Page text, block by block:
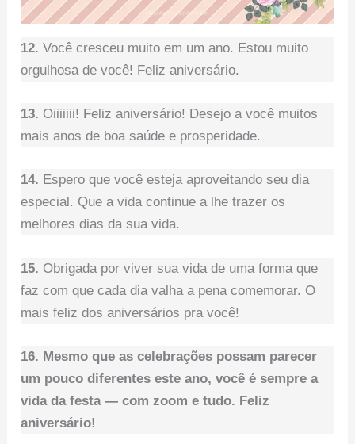
12. Você cresceu muito em um ano. Estou muito
orgulhosa de você! Feliz aniversário.
13. Oiiiiiii! Feliz aniversário! Desejo a você muitos
mais anos de boa saúde e prosperidade.
14. Espero que você esteja aproveitando seu dia
especial. Que a vida continue a lhe trazer os
melhores dias da sua vida.
15. Obrigada por viver sua vida de uma forma que
faz com que cada dia valha a pena comemorar. O
mais feliz dos aniversários pra você!
16. Mesmo que as celebrações possam parecer
um pouco diferentes este ano, você é sempre a
vida da festa — com zoom e tudo. Feliz
aniversário!